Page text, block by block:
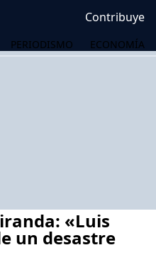
Contribuye
PERIODISMO ECONOMÍA
«Luis
un desastre